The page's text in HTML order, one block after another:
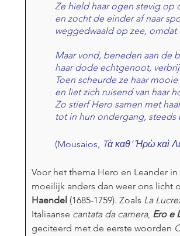
Ze hield haar ogen stevig op
en zocht de einder af naar
weggedwaald op zee,
Maar vond, beneden aan de
haar dode echtgenoot,
Toen scheurde ze haar
en liet zich ruisend van haar
Zo stierf Hero samen met
tot in hun ondergang, steeds
(Mousaios, Tὰ καθ’ Ἡρὼ καὶ
Voor het thema Hero en Leander
moeilijk anders dan weer ons licht
Haendel (1685-1759). Zoals La
Italiaanse cantata da camera, Ero e
geciteerd met de eerste woorden